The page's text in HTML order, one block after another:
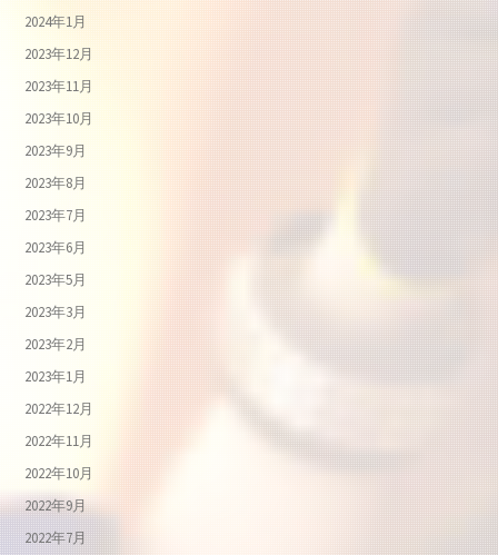
2024年1月
2023年12月
2023年11月
2023年10月
2023年9月
2023年8月
2023年7月
2023年6月
2023年5月
2023年3月
2023年2月
2023年1月
2022年12月
2022年11月
2022年10月
2022年9月
2022年7月